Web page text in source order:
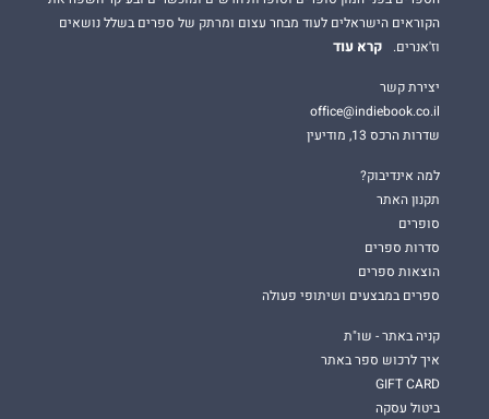
הקוראים הישראלים לעוד מבחר עצום ומרתק של ספרים בשלל נושאים
וז'אנרים.
קרא עוד
יצירת קשר
office@indiebook.co.il
שדרות הרכס 13, מודיעין
למה אינדיבוק?
תקנון האתר
סופרים
סדרות ספרים
הוצאות ספרים
ספרים במבצעים ושיתופי פעולה
קניה באתר - שו"ת
איך לרכוש ספר באתר
GIFT CARD
ביטול עסקה